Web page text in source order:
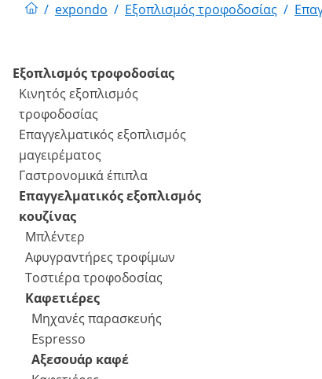
/ expondo / Εξοπλισμός τροφοδοσίας /
Εξοπλισμός τροφοδοσίας
Κινητός εξοπλισμός
τροφοδοσίας
Επαγγελματικός εξοπλισμός
μαγειρέματος
Γαστρονομικά έπιπλα
Επαγγελματικός εξοπλισμός
κουζίνας
Μπλέντερ
Αφυγραντήρες τροφίμων
Τοστιέρα τροφοδοσίας
Καφετιέρες
Μηχανές παρασκευής
Espresso
Αξεσουάρ καφέ